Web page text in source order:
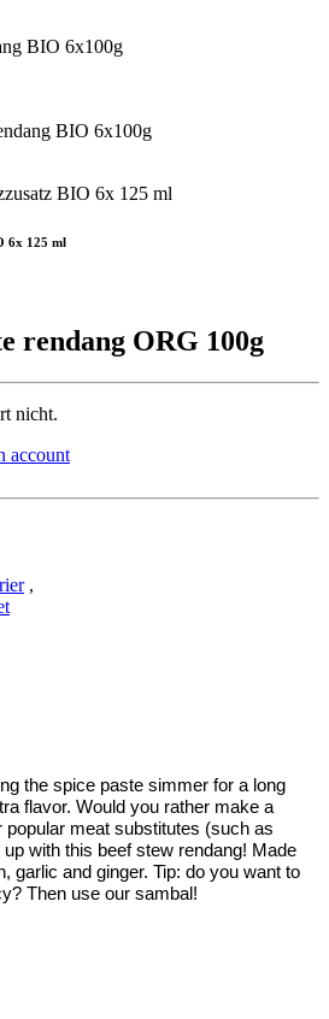
BIO 6x100g
6x 125 ml
rendang ORG 100g
nicht.
account
,
the spice paste simmer for a long
flavor. Would you rather make a
popular meat substitutes (such as
with this beef stew rendang! Made
garlic and ginger. Tip: do you want to
Then use our sambal!